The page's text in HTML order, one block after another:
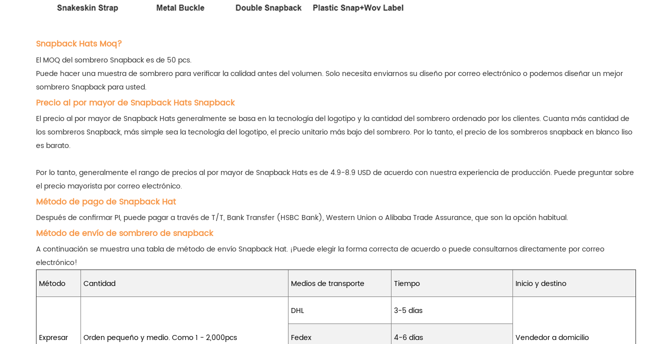
Snapback Hats Moq?
El MOQ del sombrero Snapback es de 50 pcs.
Puede hacer una muestra de sombrero para verificar la calidad antes del volumen. Solo necesita enviarnos su diseño por correo electrónico o podemos diseñar un mejor
sombrero Snapback para usted.
Precio al por mayor de Snapback Hats Snapback
El precio al por mayor de Snapback Hats generalmente se basa en la tecnología del logotipo y la cantidad del sombrero ordenado por los clientes. Cuanta más cantidad de
los sombreros Snapback, más simple sea la tecnología del logotipo, el precio unitario más bajo del sombrero. Por lo tanto, el precio de los sombreros snapback en blanco liso
es barato.
Por lo tanto, generalmente el rango de precios al por mayor de Snapback Hats es de 4.9-8.9 USD de acuerdo con nuestra experiencia de producción. Puede preguntar sobre
el precio mayorista por correo electrónico.
Método de pago de Snapback Hat
Después de confirmar PI, puede pagar a través de T/T, Bank Transfer (HSBC Bank), Western Union o Alibaba Trade Assurance, que son la opción habitual.
Método de envío de sombrero de snapback
A continuación se muestra una tabla de método de envío Snapback Hat. ¡Puede elegir la forma correcta de acuerdo o puede consultarnos directamente por correo
electrónico!
Método
Cantidad Medios de transporte Tiempo Inicio y destino
Expresar Orden pequeño y medio. Como 1 - 2,000pcs
DHL 3-5 días
Vendedor a domicilio
Fedex 4-6 días